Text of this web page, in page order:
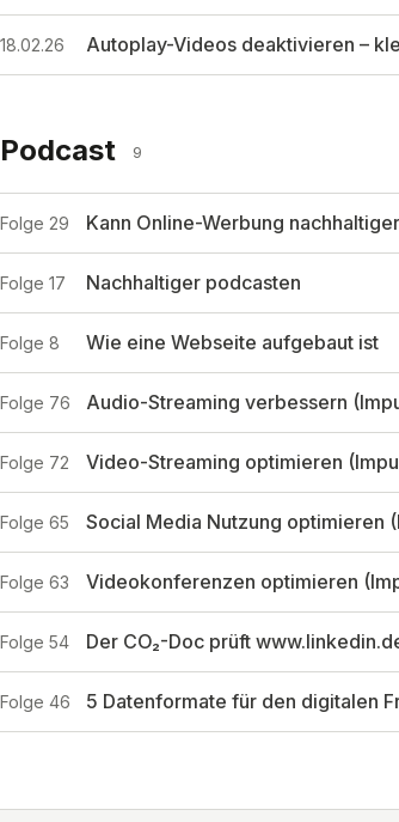
18.02.26 Autoplay-Videos deaktivieren –
Podcast 9
Folge 29 Kann Online-Werbung
Folge 17 Nachhaltiger podcasten
Folge 8 Wie eine Webseite aufgebaut ist
Folge 76 Audio-Streaming verbessern
Folge 72 Video-Streaming optimieren
Folge 65 Social Media Nutzung optimieren
Folge 63 Videokonferenzen optimieren
Folge 54 Der CO₂-Doc prüft
Folge 46 5 Datenformate für den digitalen